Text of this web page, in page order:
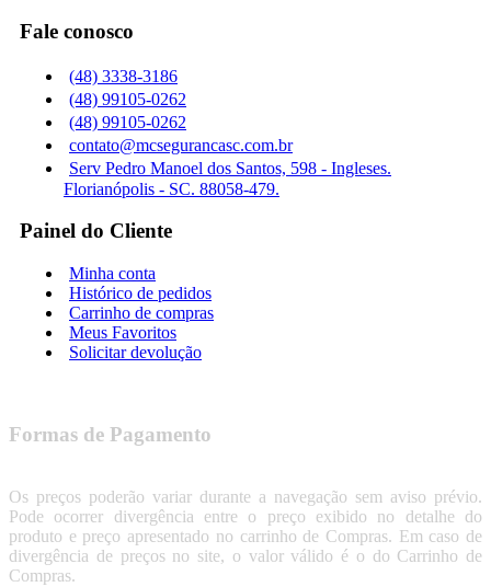
Fale conosco
(48) 3338-3186
(48) 99105-0262
(48) 99105-0262
contato@mcsegurancasc.com.br
Serv Pedro Manoel dos Santos, 598 - Ingleses.
Florianópolis - SC. 88058-479.
Painel do Cliente
Minha conta
Histórico de pedidos
Carrinho de compras
Meus Favoritos
Solicitar devolução
Formas de Pagamento
Os preços poderão variar durante a navegação sem aviso prévio.
Pode ocorrer divergência entre o preço exibido no detalhe do
produto e preço apresentado no carrinho de Compras. Em caso de
divergência de preços no site, o valor válido é o do Carrinho de
Compras.